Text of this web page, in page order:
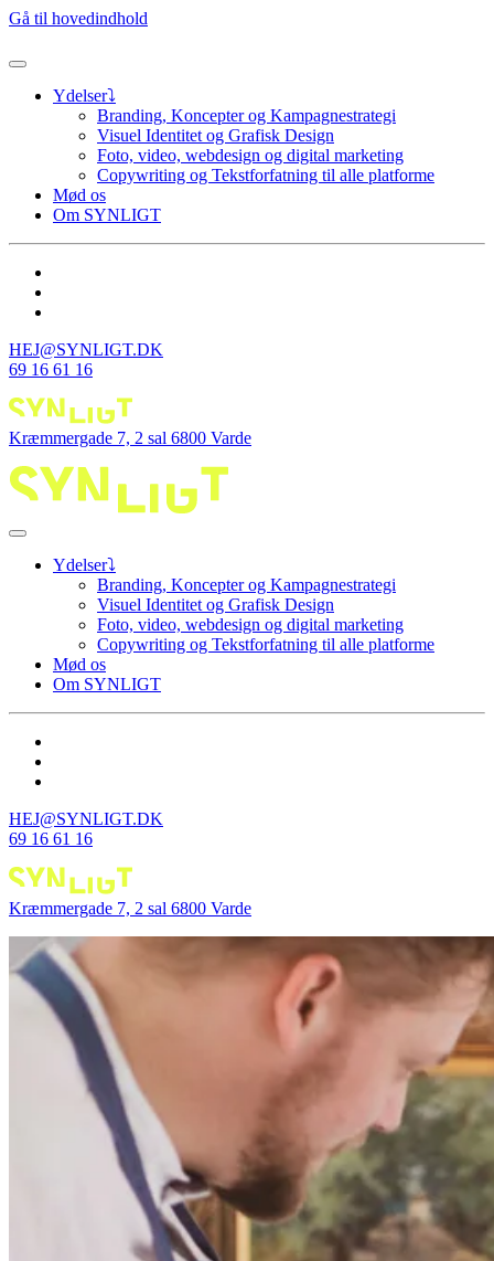
Gå til hovedindhold
Ydelser⤵
Branding, Koncepter og Kampagnestrategi
Visuel Identitet og Grafisk Design
Foto, video, webdesign og digital marketing
Copywriting og Tekstforfatning til alle platforme
Mød os
Om SYNLIGT
HEJ@SYNLIGT.DK
69 16 61 16
Kræmmergade 7, 2 sal 6800 Varde
Ydelser⤵
Branding, Koncepter og Kampagnestrategi
Visuel Identitet og Grafisk Design
Foto, video, webdesign og digital marketing
Copywriting og Tekstforfatning til alle platforme
Mød os
Om SYNLIGT
HEJ@SYNLIGT.DK
69 16 61 16
Kræmmergade 7, 2 sal 6800 Varde